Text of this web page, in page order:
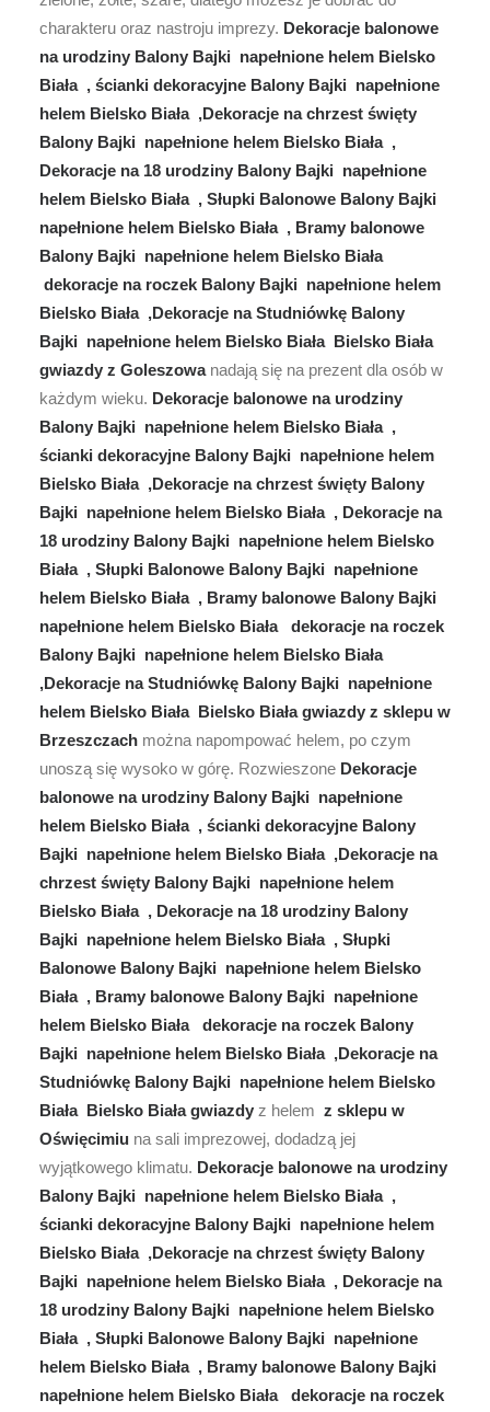
charakteru oraz nastroju imprezy. Dekoracje balonowe
na urodziny Balony Bajki napełnione helem Bielsko
Biała , ścianki dekoracyjne Balony Bajki napełnione
helem Bielsko Biała ,Dekoracje na chrzest święty
Balony Bajki napełnione helem Bielsko Biała ,
Dekoracje na 18 urodziny Balony Bajki napełnione
helem Bielsko Biała , Słupki Balonowe Balony Bajki
napełnione helem Bielsko Biała , Bramy balonowe
Balony Bajki napełnione helem Bielsko Biała
dekoracje na roczek Balony Bajki napełnione helem
Bielsko Biała ,Dekoracje na Studniówkę Balony
Bajki napełnione helem Bielsko Biała Bielsko Biała
gwiazdy z Goleszowanadają się na prezent dla osób w
każdym wieku. Dekoracje balonowe na urodziny
Balony Bajki napełnione helem Bielsko Biała ,
ścianki dekoracyjne Balony Bajki napełnione helem
Bielsko Biała ,Dekoracje na chrzest święty Balony
Bajki napełnione helem Bielsko Biała , Dekoracje na
18 urodziny Balony Bajki napełnione helem Bielsko
Biała , Słupki Balonowe Balony Bajki napełnione
helem Bielsko Biała , Bramy balonowe Balony Bajki
napełnione helem Bielsko Biała dekoracje na roczek
Balony Bajki napełnione helem Bielsko Biała
,Dekoracje na Studniówkę Balony Bajki napełnione
helem Bielsko Biała Bielsko Biała gwiazdy z sklepu w
Brzeszczach można napompować helem, po czym
unoszą się wysoko w górę. Rozwieszone Dekoracje
balonowe na urodziny Balony Bajki napełnione
helem Bielsko Biała , ścianki dekoracyjne Balony
Bajki napełnione helem Bielsko Biała ,Dekoracje na
chrzest święty Balony Bajki napełnione helem
Bielsko Biała , Dekoracje na 18 urodziny Balony
Bajki napełnione helem Bielsko Biała , Słupki
Balonowe Balony Bajki napełnione helem Bielsko
Biała , Bramy balonowe Balony Bajki napełnione
helem Bielsko Biała dekoracje na roczek Balony
Bajki napełnione helem Bielsko Biała ,Dekoracje na
Studniówkę Balony Bajki napełnione helem Bielsko
Biała Bielsko Biała gwiazdy z helem z sklepu w
Oświęcimiu na sali imprezowej, dodadzą jej
wyjątkowego klimatu. Dekoracje balonowe na urodziny
Balony Bajki napełnione helem Bielsko Biała ,
ścianki dekoracyjne Balony Bajki napełnione helem
Bielsko Biała ,Dekoracje na chrzest święty Balony
Bajki napełnione helem Bielsko Biała , Dekoracje na
18 urodziny Balony Bajki napełnione helem Bielsko
Biała , Słupki Balonowe Balony Bajki napełnione
helem Bielsko Biała , Bramy balonowe Balony Bajki
napełnione helem Bielsko Biała dekoracje na roczek